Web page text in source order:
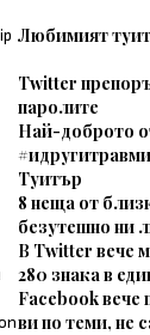
Любимият
Twitter
паролите
Най-доброто
Туитър
8 неща от
безутешно ни
В Twitter вече
280 знака в
Facebook вече
ви по теми, не